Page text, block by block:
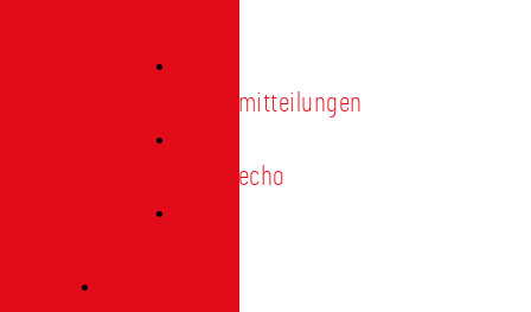
Pressemitteilungen
Presseecho